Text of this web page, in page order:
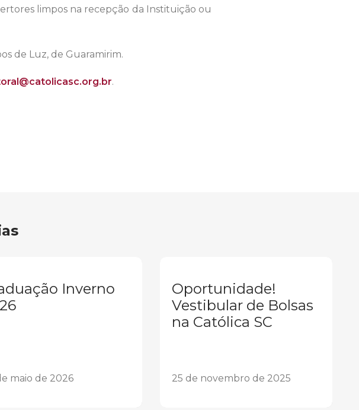
limpos na recepção da Instituição ou
de Luz, de Guaramirim.
.
Inverno
maio de 2026
Oportunidade!
Vestibular de Bolsas
na Católica SC
25 de novembro de 2025